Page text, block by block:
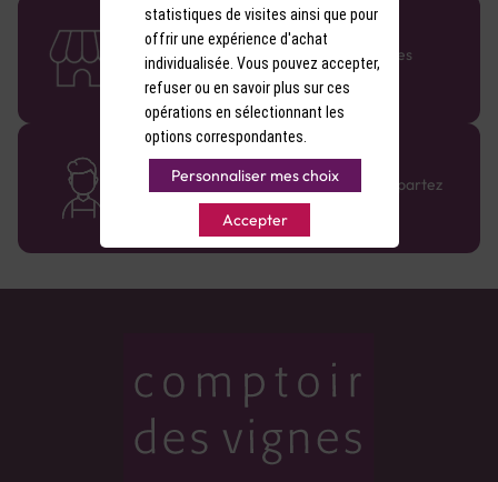
58 caves en France
Retrouvez le réseau Comptoir des Vignes
partout en France !
Des cavistes à votre écoute
Bénéficiez de conseils sur-mesure et repartez
avec le sourire :)
statistiques de visites ainsi que pour
offrir une expérience d'achat
individualisée. Vous pouvez accepter,
refuser ou en savoir plus sur ces
opérations en sélectionnant les
options correspondantes.
Personnaliser mes choix
Accepter